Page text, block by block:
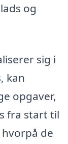
og
sig i
kan
opgaver,
fra start til
de